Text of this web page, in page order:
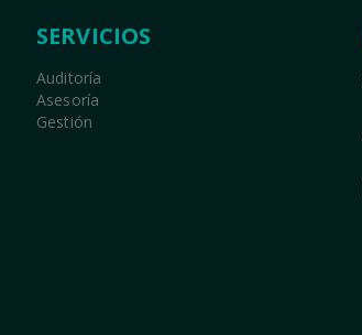
SERVICIOS
Auditoría
Asesoría
Gestión